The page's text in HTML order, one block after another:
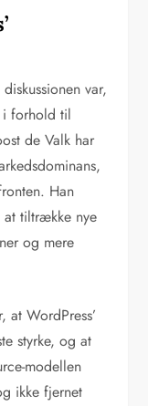
var,
i forhold til
de Valk har
Han
at tiltrække nye
og mere
WordPress’
styrke, og at
modellen
ikke fjernet